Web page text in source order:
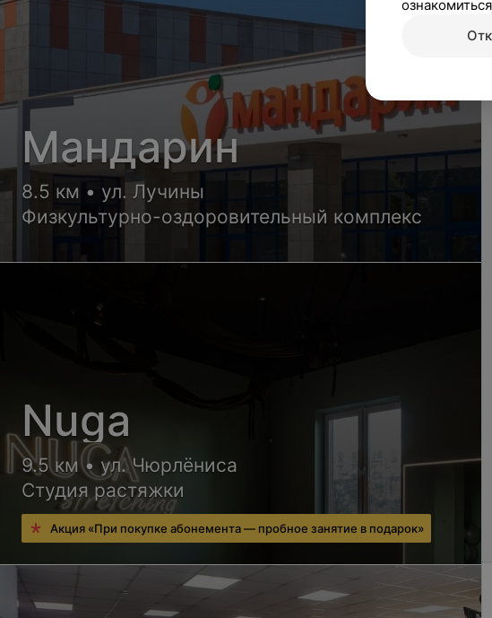
Мандарин
8.5 км • ул. Лучины
Физкультурно-оздоровительный комплекс
Nuga
9.5 км • ул. Чюрлёниса
Студия растяжки
Акция «При покупке абонемента — пробное занятие в подарок»